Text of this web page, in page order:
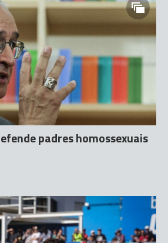
padres homossexuais